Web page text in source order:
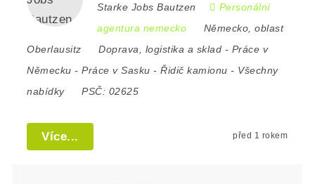
Starke Jobs Bautzen
Personální
agentura nemecko
Německo ,oblast
Oberlausitz
Doprava, logistika a sklad - Práce v
Německu -Práce v Sasku -Řidič kamionu - Všechny
nabídky
PSČ: 02625
Více... před 1 rokem